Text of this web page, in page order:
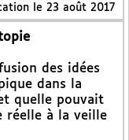
le 23 août 2017
des idées
dans la
quelle pouvait
réelle à la veille